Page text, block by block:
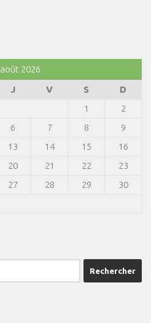
août 2026
J V S
D
1
2
6 7 8
9
13 14 15
16
20 21 22
23
27 28 29
30